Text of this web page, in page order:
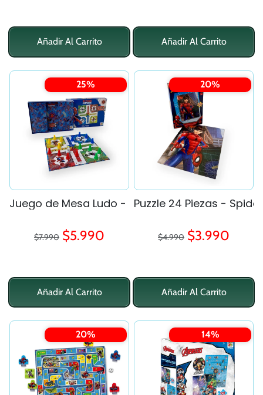
Añadir Al Carrito Añadir Al Carrito
25%
Juego de Mesa Ludo - Spiderman
Precio regular
$7.990 Precio de oferta
$5.990
Añadir Al Carrito
20%
Puzzle 24 Piezas -
Precio regular
$4.990 Precio de
$3.990
Añadir Al Carrito
20% 14%